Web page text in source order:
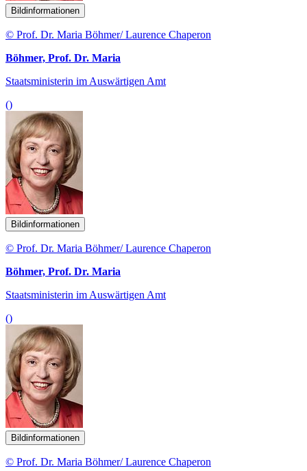
Bildinformationen
© Prof. Dr. Maria Böhmer/ Laurence Chaperon
Böhmer, Prof. Dr. Maria
Staatsministerin im Auswärtigen Amt
()
Bildinformationen
© Prof. Dr. Maria Böhmer/ Laurence Chaperon
Böhmer, Prof. Dr. Maria
Staatsministerin im Auswärtigen Amt
()
Bildinformationen
© Prof. Dr. Maria Böhmer/ Laurence Chaperon